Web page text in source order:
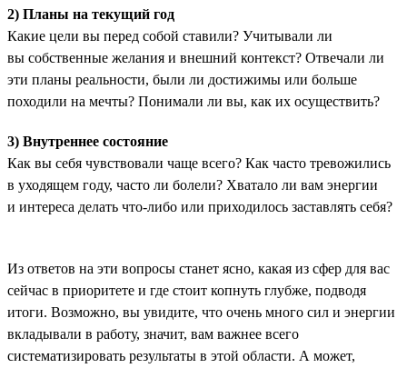
2) Планы на текущий год
Какие цели вы перед собой ставили? Учитывали ли
вы собственные желания и внешний контекст? Отвечали ли
эти планы реальности, были ли достижимы или больше
походили на мечты? Понимали ли вы, как их осуществить?
3) Внутреннее состояние
Как вы себя чувствовали чаще всего? Как часто тревожились
в уходящем году, часто ли болели? Хватало ли вам энергии
и интереса делать что-либо или приходилось заставлять себя?
Из ответов на эти вопросы станет ясно, какая из сфер для вас
сейчас в приоритете и где стоит копнуть глубже, подводя
итоги. Возможно, вы увидите, что очень много сил и энергии
вкладывали в работу, значит, вам важнее всего
систематизировать результаты в этой области. А может,